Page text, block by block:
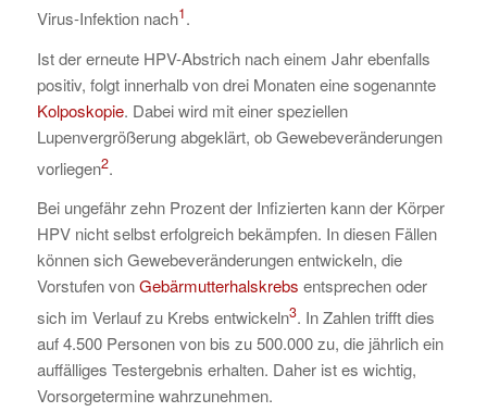
Virus-Infektion nach1.
Ist der erneute HPV-Abstrich nach einem Jahr ebenfalls
positiv, folgt innerhalb von drei Monaten eine sogenannte
Kolposkopie. Dabei wird mit einer speziellen
Lupenvergrößerung abgeklärt, ob Gewebeveränderungen
vorliegen2.
Bei ungefähr zehn Prozent der Infizierten kann der Körper
HPV nicht selbst erfolgreich bekämpfen. In diesen Fällen
können sich Gewebeveränderungen entwickeln, die
Vorstufen vonGebärmutterhalskrebs entsprechen oder
sich im Verlauf zu Krebs entwickeln3. In Zahlen trifft dies
auf 4.500 Personen von bis zu 500.000 zu, die jährlich ein
auffälliges Testergebnis erhalten. Daher ist es wichtig,
Vorsorgetermine wahrzunehmen.